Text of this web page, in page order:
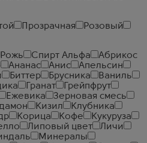
Прозрачная
Розовый
Рожь Спирт Альфа
Абрикос
Ананас Анис
Апельсин
Биттер Брусника
Ваниль
Гранат
Грейпфрут
Ежевика
Зерновая смесь
Кизил
Клубника
Корица Кофе
Кукуруза
Липовый цвет
Личи
Минералы